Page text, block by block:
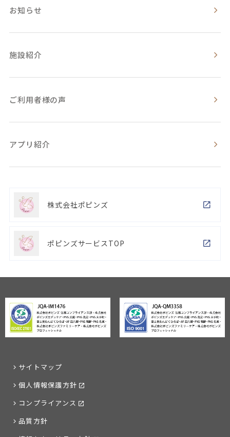
お知らせ
施設紹介
ご利用者様の声
アプリ紹介
株式会社ポピンズ
ポピンズサービスTOP
サイトマップ
個人情報保護方針
コンプライアンス
品質方針